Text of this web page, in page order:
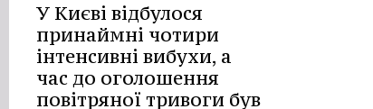
У Києві відбулося
принаймні чотири
інтенсивні вибухи, а
час до оголошення
повітряної тривоги був